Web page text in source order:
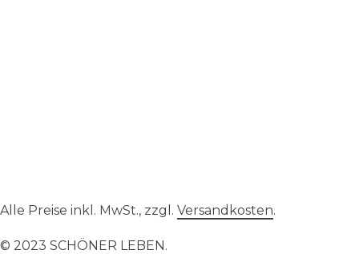
Alle Preise inkl. MwSt., zzgl. Versandkosten.
© 2023 SCHÖNER LEBEN.